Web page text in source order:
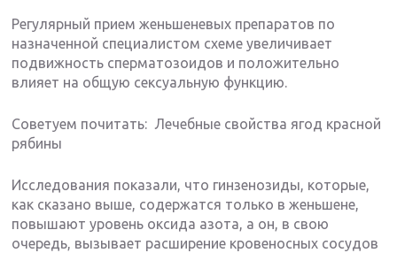
Регулярный прием женьшеневых препаратов по
назначенной специалистом схеме увеличивает
подвижность сперматозоидов и положительно
влияет на общую сексуальную функцию.
Советуем почитать: Лечебные свойства ягод красной
рябины
Исследования показали, что гинзенозиды, которые,
как сказано выше, содержатся только в женьшене,
повышают уровень оксида азота, а он, в свою
очередь, вызывает расширение кровеносных сосудов